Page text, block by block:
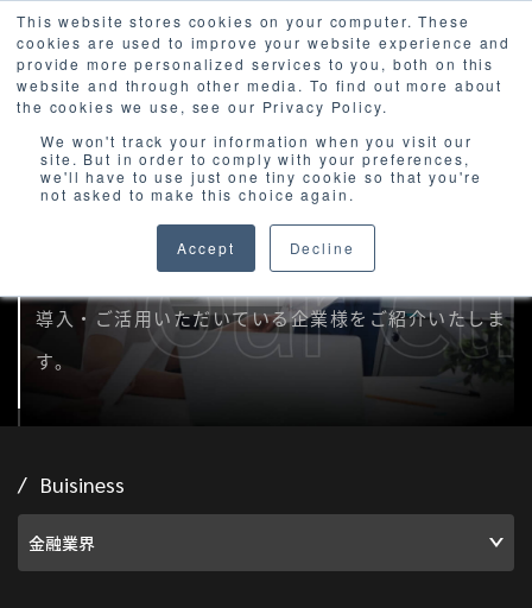
This website stores cookies on your computer. These
cookies are used to improve your website experience and
provide more personalized services to you, both on this
website and through other media. To find out more about
the cookies we use, see our Privacy Policy.
We won't track your information when you visit our
site. But in order to comply with your preferences,
we'll have to use just one tiny cookie so that you're
not asked to make this choice again.
Accept Decline
Our Clients
実際にAironWorksを
導入・ご活用いただいている企業様をご紹介いたしま
す。
Buisiness